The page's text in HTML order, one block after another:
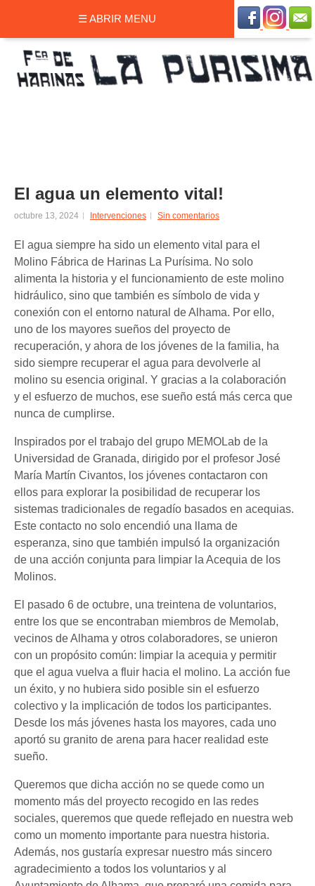
☰ ABRIR MENU
El agua un elemento vital!
octubre 13, 2024 Intervenciones Sin comentarios
El agua siempre ha sido un elemento vital para el
Molino Fábrica de Harinas La Purísima. No solo
alimenta la historia y el funcionamiento de este molino
hidráulico, sino que también es símbolo de vida y
conexión con el entorno natural de Alhama. Por ello,
uno de los mayores sueños del proyecto de
recuperación, y ahora de los jóvenes de la familia, ha
sido siempre recuperar el agua para devolverle al
molino su esencia original. Y gracias a la colaboración
y el esfuerzo de muchos, ese sueño está más cerca que
nunca de cumplirse.
Inspirados por el trabajo del grupo MEMOLab de la
Universidad de Granada, dirigido por el profesor José
María Martín Civantos, los jóvenes contactaron con
ellos para explorar la posibilidad de recuperar los
sistemas tradicionales de regadío basados en acequias.
Este contacto no solo encendió una llama de
esperanza, sino que también impulsó la organización
de una acción conjunta para limpiar la Acequia de los
Molinos.
El pasado 6 de octubre, una treintena de voluntarios,
entre los que se encontraban miembros de Memolab,
vecinos de Alhama y otros colaboradores, se unieron
con un propósito común: limpiar la acequia y permitir
que el agua vuelva a fluir hacia el molino. La acción fue
un éxito, y no hubiera sido posible sin el esfuerzo
colectivo y la implicación de todos los participantes.
Desde los más jóvenes hasta los mayores, cada uno
aportó su granito de arena para hacer realidad este
sueño.
Queremos que dicha acción no se quede como un
momento más del proyecto recogido en las redes
sociales, queremos que quede reflejado en nuestra web
como un momento importante para nuestra historia.
Además, nos gustaría expresar nuestro más sincero
agradecimiento a todos los voluntarios y al